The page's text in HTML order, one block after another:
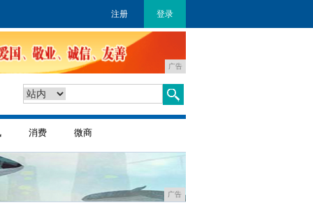
注册 登录
广告
消费 微商
广告